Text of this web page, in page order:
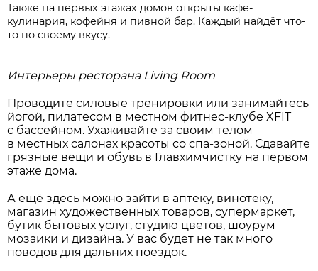
Также на первых этажах домов открыты кафе-
кулинария, кофейня и пивной бар. Каждый найдёт что-
то по своему вкусу.
Интерьеры ресторана Living Room
Проводите силовые тренировки или занимайтесь
йогой, пилатесом в местном фитнес-клубе XFIT
с бассейном. Ухаживайте за своим телом
в местных салонах красоты со спа-зоной. Сдавайте
грязные вещи и обувь в Главхимчистку на первом
этаже дома.
А ещё здесь можно зайти в аптеку, винотеку,
магазин художественных товаров, супермаркет,
бутик бытовых услуг, студию цветов, шоурум
мозаики и дизайна. У вас будет не так много
поводов для дальних поездок.